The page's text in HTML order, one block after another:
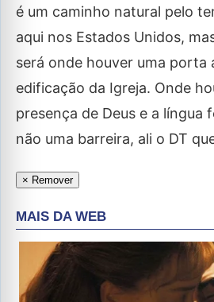
é um caminho natural pelo
aqui nos Estados Unidos,
será onde houver uma porta
edificação da Igreja. Onde
presença de Deus e a língua
não uma barreira, ali o DT
× Remover